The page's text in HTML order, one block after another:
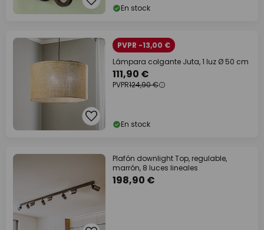
En stock
PVPR -13,00 €
Lámpara colgante Juta, 1 luz Ø 50 cm
111,90 €
PVPR124,90 €
En stock
Plafón downlight Top, regulable,
marrón, 8 luces lineales
198,90 €